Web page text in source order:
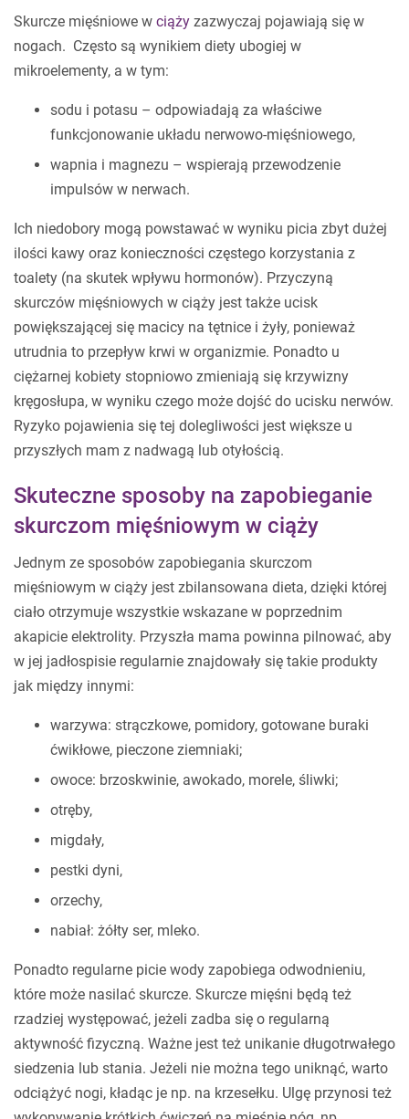
Skurcze mięśniowe w ciąży zazwyczaj pojawiają się w
nogach. Często są wynikiem diety ubogiej w
mikroelementy, a w tym:
sodu i potasu – odpowiadają za właściwe
funkcjonowanie układu nerwowo-mięśniowego,
wapnia i magnezu – wspierają przewodzenie
impulsów w nerwach.
Ich niedobory mogą powstawać w wyniku picia zbyt dużej
ilości kawy oraz konieczności częstego korzystania z
toalety (na skutek wpływu hormonów). Przyczyną
skurczów mięśniowych w ciąży jest także ucisk
powiększającej się macicy na tętnice i żyły, ponieważ
utrudnia to przepływ krwi w organizmie. Ponadto u
ciężarnej kobiety stopniowo zmieniają się krzywizny
kręgosłupa, w wyniku czego może dojść do ucisku nerwów.
Ryzyko pojawienia się tej dolegliwości jest większe u
przyszłych mam z nadwagą lub otyłością.
Skuteczne sposoby na zapobieganie
skurczom mięśniowym w ciąży
Jednym ze sposobów zapobiegania skurczom
mięśniowym w ciąży jest zbilansowana dieta, dzięki której
ciało otrzymuje wszystkie wskazane w poprzednim
akapicie elektrolity. Przyszła mama powinna pilnować, aby
w jej jadłospisie regularnie znajdowały się takie produkty
jak między innymi:
warzywa: strączkowe, pomidory, gotowane buraki
ćwikłowe, pieczone ziemniaki;
owoce: brzoskwinie, awokado, morele, śliwki;
otręby,
migdały,
pestki dyni,
orzechy,
nabiał: żółty ser, mleko.
Ponadto regularne picie wody zapobiega odwodnieniu,
które może nasilać skurcze. Skurcze mięśni będą też
rzadziej występować, jeżeli zadba się o regularną
aktywność fizyczną. Ważne jest też unikanie długotrwałego
siedzenia lub stania. Jeżeli nie można tego uniknąć, warto
odciążyć nogi, kładąc je np. na krzesełku. Ulgę przynosi też